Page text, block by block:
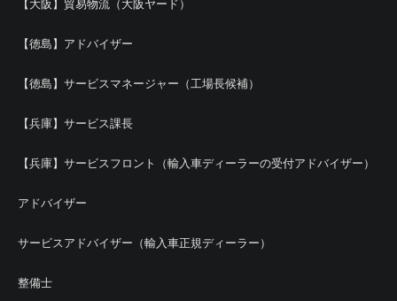
【大阪】貿易物流（大阪ヤード）
【徳島】アドバイザー
【徳島】サービスマネージャー（工場長候補）
【兵庫】サービス課長
【兵庫】サービスフロント（輸入車ディーラーの受付アドバイザー）
アドバイザー
サービスアドバイザー（輸入車正規ディーラー）
整備士